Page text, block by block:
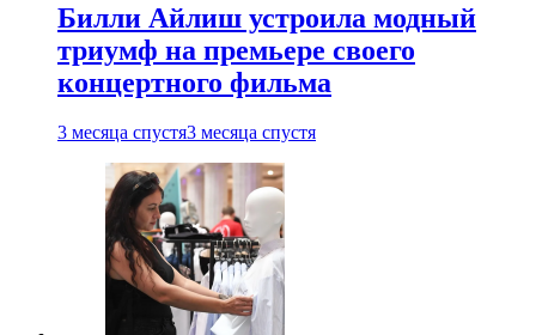
Билли Айлиш устроила модный
триумф на премьере своего
концертного фильма
3 месяца спустя3 месяца спустя